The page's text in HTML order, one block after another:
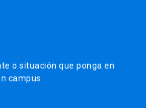
o situación que ponga en
campus.